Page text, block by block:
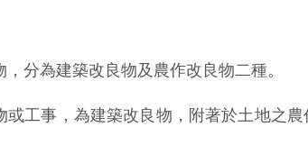
分為建築改良物及農作改良物二種。
或工事，為建築改良物，附著於土地之